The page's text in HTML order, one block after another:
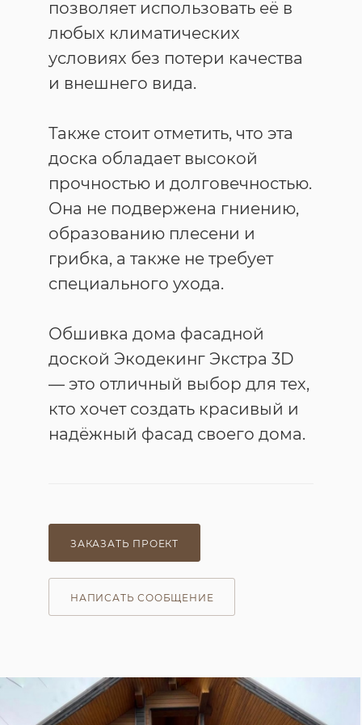
позволяет использовать её в
любых климатических
условиях без потери качества
и внешнего вида.
Также стоит отметить, что эта
доска обладает высокой
прочностью и долговечностью.
Она не подвержена гниению,
образованию плесени и
грибка, а также не требует
специального ухода.
Обшивка дома фасадной
доской Экодекинг Экстра 3D
— это отличный выбор для тех,
кто хочет создать красивый и
надёжный фасад своего дома.
ЗАКАЗАТЬ ПРОЕКТ
НАПИСАТЬ СООБЩЕНИЕ